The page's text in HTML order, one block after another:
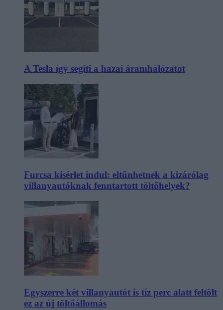
A Tesla így segíti a hazai áramhálózatot
Furcsa kísérlet indul: eltűnhetnek a kizárólag
villanyautóknak fenntartott töltőhelyek?
Egyszerre két villanyautót is tíz perc alatt feltölt
ez az új töltőállomás